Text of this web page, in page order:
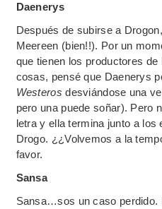
Daenerys
Después de subirse a
Meereen (bien!!). Por un
que tienen los productores
cosas, pensé que Daenerys
Westeros desviándose una
pero una puede soñar). Pero
letra y ella termina junto a los
Drogo. ¿¿Volvemos a la
favor.
Sansa
Sansa…sos un caso perdido.